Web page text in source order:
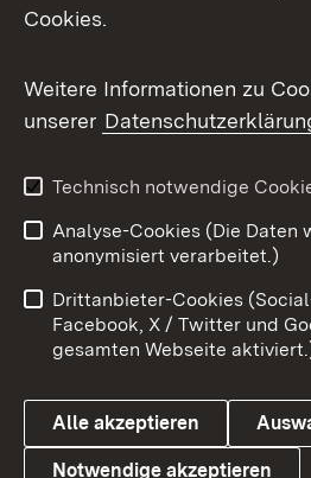
Messenger
Social Wall
X / Twitter
Youtube
Benutzungshinweise
Datenschutz
Cookies.
Weitere Informationen zu
unserer
Technisch notwendige
Analyse-Cookies (Die Daten
anonymisiert verarbeitet.)
Drittanbieter-Cookies
Facebook, X / Twitter und
gesamten Webseite
Alle akzeptieren
Notwendige akzeptieren